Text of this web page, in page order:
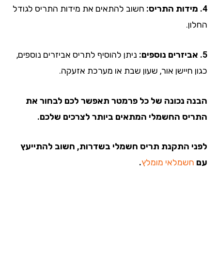
חשוב להתאים את מידות התריס לגודל
ניתן להוסיף לתריס אביזרים נוספים,
חיישן אור, שעון שבת או מערכת אזעקה.
נכונה של כל פרמטר תאפשר לכם לבחור את
החשמלי המתאים ביותר לצרכים שלכם.
התקנת תריס חשמלי בשדרות, חשוב להתייעץ
חשמלאי מומלץ.